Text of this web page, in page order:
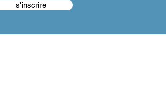
s'inscrire